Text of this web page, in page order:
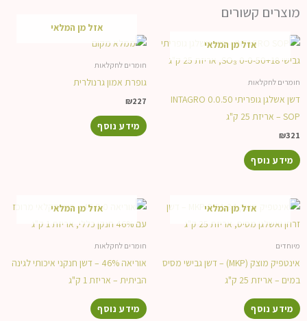
מוצרים קשורים
אזל מן המלאי
חומרים לחקלאות
דשן אשלגן גופריתי 0.0.50 INTAGRO
SOP – אריזת 25 ק"ג
₪321
מידע נוסף
אזל מן המלאי
חומרים לחקלאות
גופרת אמון גרנולרית
₪227
מידע נוסף
אזל מן המלאי
מיוחדים
אינטפיק מוצק (MKP) – דשן גבישי מסיס
במים – אריזת 25 ק"ג
מידע נוסף
אזל מן המלאי
חומרים לחקלאות
אוריאה 46% – דשן חנקני איכותי לגינה
הביתית – אריזת 1 ק"ג
מידע נוסף